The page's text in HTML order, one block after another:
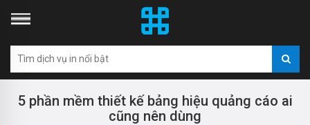
5 phần mềm thiết kế bảng hiệu quảng cáo ai
cũng nên dùng